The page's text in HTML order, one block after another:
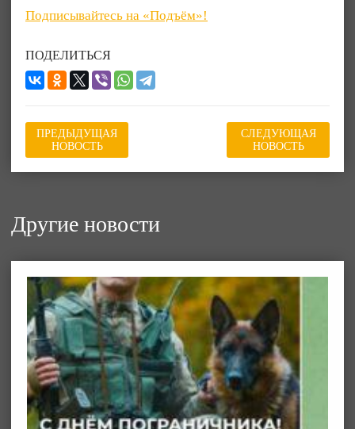
Подписывайтесь на «Подъём»!
ПОДЕЛИТЬСЯ
ПРЕДЫДУЩАЯ
НОВОСТЬ
СЛЕДУЮЩАЯ
НОВОСТЬ
Другие новости